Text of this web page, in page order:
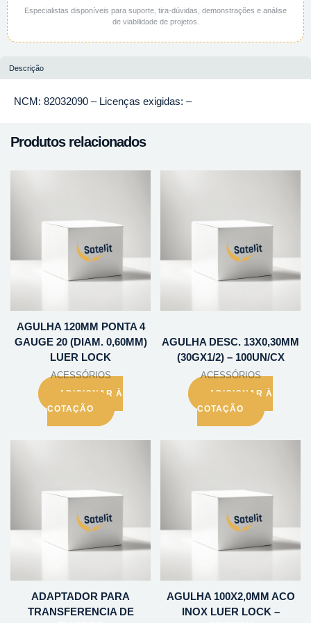
Especialistas disponíveis para suporte, tira-dúvidas, demonstrações e análise
de viabilidade de projetos.
Descrição
NCM: 82032090 – Licenças exigidas: –
Produtos relacionados
AGULHA 120MM PONTA 4
GAUGE 20 (DIAM. 0,60MM)
LUER LOCK
ACESSÓRIOS
ADICIONAR À
COTAÇÃO
AGULHA DESC. 13X0,30MM
(30GX1/2) – 100UN/CX
ACESSÓRIOS
ADICIONAR À
COTAÇÃO
ADAPTADOR PARA
TRANSFERENCIA DE
AGULHA 100X2,0MM ACO
INOX LUER LOCK –